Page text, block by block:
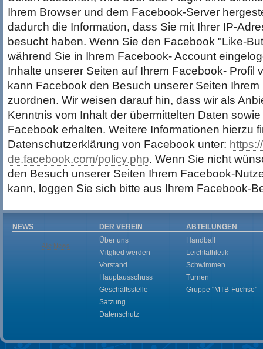
Ihrem Browser und dem Facebook-Server
dadurch die Information, dass Sie mit Ihrer IP-
besucht haben. Wenn Sie den Facebook "Like-
während Sie in Ihrem Facebook- Account
Inhalte unserer Seiten auf Ihrem Facebook- Profil
kann Facebook den Besuch unserer Seiten
zuordnen. Wir weisen darauf hin, dass wir als
Kenntnis vom Inhalt der übermittelten Daten
Facebook erhalten. Weitere Informationen hierzu
Datenschutzerklärung von Facebook unter:
de.facebook.com/policy.php. Wenn Sie nicht
den Besuch unserer Seiten Ihrem Facebook-
kann, loggen Sie sich bitte aus Ihrem Facebook-
NEWS
Alle News
DER VEREIN
Über uns
Mitglied werden
Vorstand
Hauptausschuss
Geschäftsstelle
Satzung
Datenschutz
ABTEILUNGEN
Handball
Leichtathletik
Schwimmen
Turnen
Gruppe "MTB-Füchse"